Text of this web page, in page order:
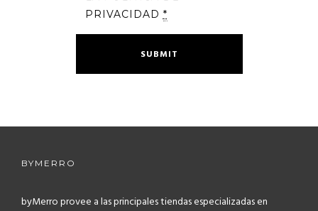
PRIVACIDAD *
BYMERRO
byMerro provee a las principales tiendas especializadas en